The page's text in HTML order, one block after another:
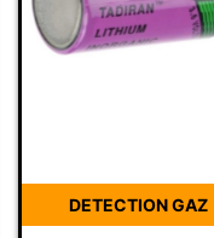
DETECTION GAZ